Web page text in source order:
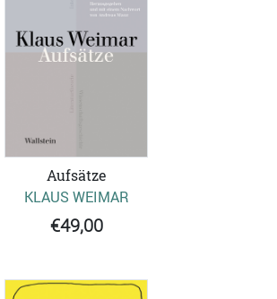
Aufsätze
KLAUS WEIMAR
€49,00